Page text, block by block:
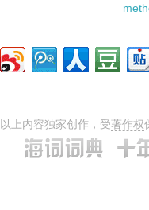
以上内容独家创作，受著作权